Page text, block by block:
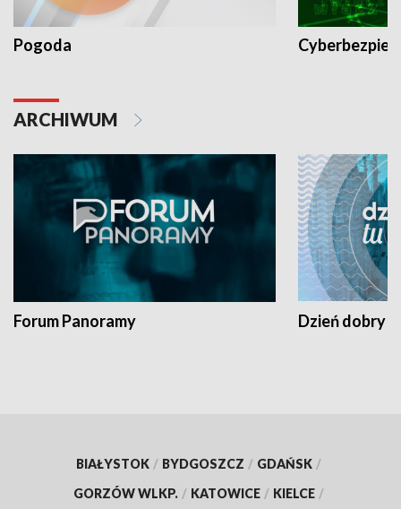
Pogoda
ARCHIWUM
Forum Panoramy Dzień dobry
BIAŁYSTOK / BYDGOSZCZ / GDAŃSK /
GORZÓW WLKP. / KATOWICE / KIELCE /